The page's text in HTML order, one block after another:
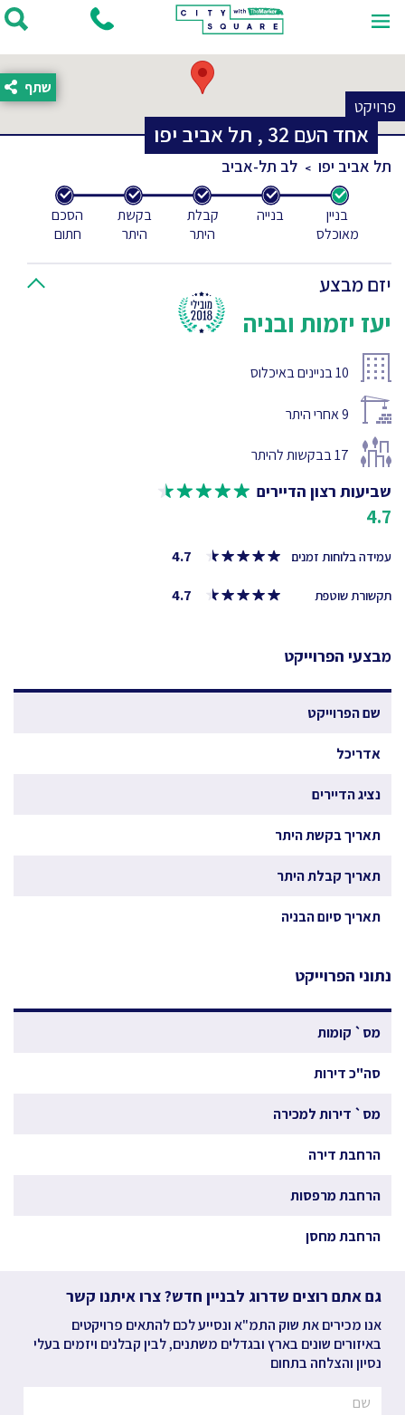
פרויקט
אחד העם 32
, תל אביב יפו
שתף
תל אביב יפו לב תל-אביב
בניין
מאוכלס
בנייה
קבלת
היתר
בקשת
היתר
הסכם
חתום
יזם מבצע
יעז יזמות ובניה
10בניינים באיכלוס
9אחרי היתר
17בבקשות להיתר
שביעות רצון הדיירים
4.7
עמידה בלוחות זמנים 4.7
תקשורת שוטפת 4.7
מבצעי הפרוייקט
שם הפרוייקט
אדריכל
נציג הדיירים
תאריך בקשת היתר
תאריך קבלת היתר
תאריך סיום הבניה
נתוני הפרוייקט
מס` קומות
סה"כ דירות
מס` דירות למכירה
הרחבת דירה
הרחבת מרפסות
הרחבת מחסן
גם אתם רוצים שדרוג לבניין חדש? צרו איתנו קשר
אנו מכירים את שוק התמ"א ונסייע לכם להתאים פרויקטים
באיזורים שונים בארץ ובגדלים משתנים, לבין קבלנים ויזמים בעלי
נסיון והצלחה בתחום